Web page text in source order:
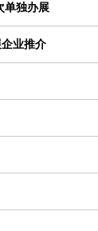
单独办展
业推介